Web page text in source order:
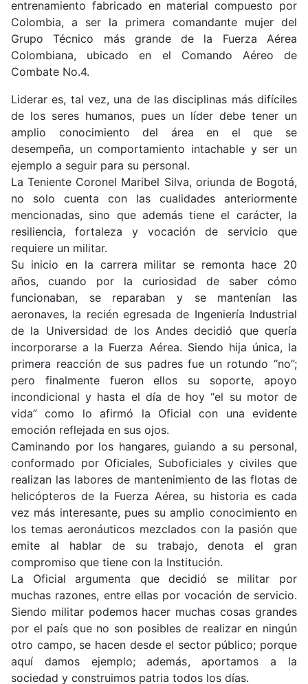
entrenamiento fabricado en material compuesto por
Colombia, a ser la primera comandante mujer del
Grupo Técnico más grande de la Fuerza Aérea
Colombiana, ubicado en el Comando Aéreo de
Combate No.4.
Liderar es, tal vez, una de las disciplinas más difíciles
de los seres humanos, pues un líder debe tener un
amplio conocimiento del área en el que se
desempeña, un comportamiento intachable y ser un
ejemplo a seguir para su personal.
La Teniente Coronel Maribel Silva, oriunda de Bogotá,
no solo cuenta con las cualidades anteriormente
mencionadas, sino que además tiene el carácter, la
resiliencia, fortaleza y vocación de servicio que
requiere un militar.
Su inicio en la carrera militar se remonta hace 20
años, cuando por la curiosidad de saber cómo
funcionaban, se reparaban y se mantenían las
aeronaves, la recién egresada de Ingeniería Industrial
de la Universidad de los Andes decidió que quería
incorporarse a la Fuerza Aérea. Siendo hija única, la
primera reacción de sus padres fue un rotundo “no”;
pero finalmente fueron ellos su soporte, apoyo
incondicional y hasta el día de hoy “el su motor de
vida” como lo afirmó la Oficial con una evidente
emoción reflejada en sus ojos.
Caminando por los hangares, guiando a su personal,
conformado por Oficiales, Suboficiales y civiles que
realizan las labores de mantenimiento de las flotas de
helicópteros de la Fuerza Aérea, su historia es cada
vez más interesante, pues su amplio conocimiento en
los temas aeronáuticos mezclados con la pasión que
emite al hablar de su trabajo, denota el gran
compromiso que tiene con la Institución.
La Oficial argumenta que decidió se militar por
muchas razones, entre ellas por vocación de servicio.
Siendo militar podemos hacer muchas cosas grandes
por el país que no son posibles de realizar en ningún
otro campo, se hacen desde el sector público; porque
aquí damos ejemplo; además, aportamos a la
sociedad y construimos patria todos los días.